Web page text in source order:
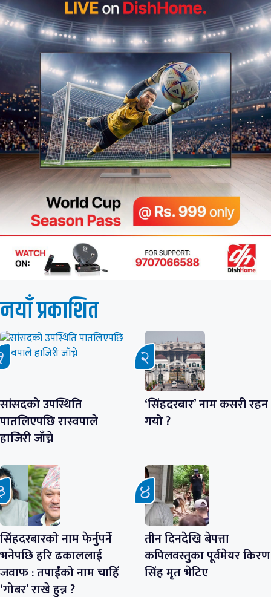
नयाँ प्रकाशित
सांसदको उपस्थिति
पातलिएपछि रास्वपाले
हाजिरी जाँच्ने
‘सिंहदरबार’ नाम कसरी रहन
गयो ?
सिंहदरबारको नाम फेर्नुपर्ने
भनेपछि हरि ढकाललाई
जवाफ : तपाईंको नाम चाहिँ
‘गोबर’ राखे हुन्न ?
तीन दिनदेखि बेपत्ता
कपिलवस्तुका पूर्वमेयर किरण
सिंह मृत भेटिए